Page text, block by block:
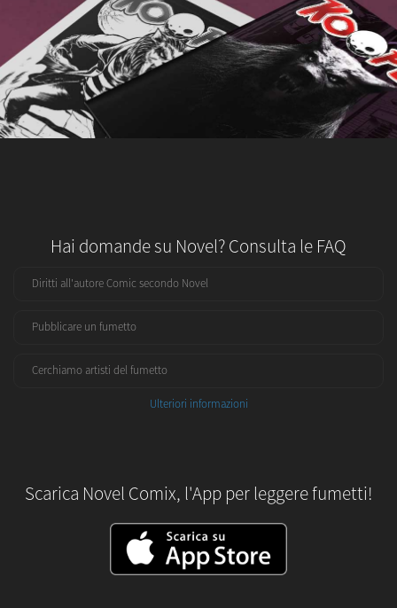
Hai domande su Novel? Consulta le FAQ
Diritti all'autore Comic secondo Novel
Pubblicare un fumetto
Cerchiamo artisti del fumetto
Ulteriori informazioni
Scarica Novel Comix, l'App per leggere fumetti!